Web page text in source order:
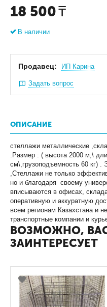
18 500 ₸
В наличии
Продавец: ИП Карина
Задать вопрос
ОПИСАНИЕ
стеллажи металлические
.Размер : ( высота 2000 м,\
см\,грузоподъемность 60 кг) .
,Стеллажи не только
но и благодаря своему
вписываются в офисах,
оперативную и аккуратную
всем регионам Казахстана и
транспортные компании и
ВОЗМОЖНО,
ЗАИНТЕРЕСУЕТ